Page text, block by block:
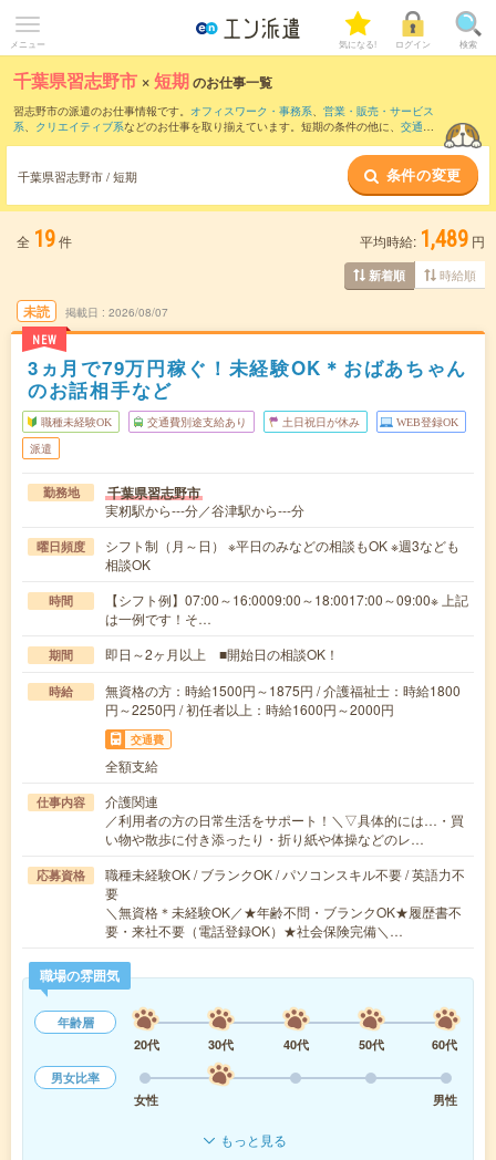
メニュー 気になる! ログイン 検索
千葉県習志野市 ×短期のお仕事一覧
習志野市の派遣のお仕事情報です。 オフィスワーク・事務系、 営業・販売・サービス
系、 クリエイティブ系などのお仕事を取り揃えています。短期の条件の他に、 交通費
千葉県習志野市 / 短期 条件の変更
全 19件 平均時給: 1,489 円
新着順 時給順
未読
NEW
掲載日 2026/08/07
3ヵ月で79万円稼ぐ！未経験OK＊おばあちゃん
のお話相手など
職種未経験OK 交通費別途支給あり 土日祝日が休み WEB登録OK
派遣
勤務地 千葉県習志野市
実籾駅から---分／谷津駅から---分
曜日頻度
シフト制（月～日） ※平日のみなどの相談もOK ※週3なども
相談OK
時間
【シフト例】07:00～16:0009:00～18:0017:00～09:00※ 上記
は一例です！そ…
期間 即日～2ヶ月以上 ■開始日の相談OK！
時給
無資格の方：時給1500円～1875円 / 介護福祉士：時給1800
円～2250円 / 初任者以上：時給1600円～2000円
交通費
全額支給
仕事内容
介護関連
／利用者の方の日常生活をサポート！＼▽具体的には…・買
い物や散歩に付き添ったり・折り紙や体操などのレ…
応募資格
職種未経験OK / ブランクOK / パソコンスキル不要 / 英語力不
要
＼無資格＊未経験OK／★年齢不問・ブランクOK★履歴書不
要・来社不要（電話登録OK）★社会保険完備＼…
職場の雰囲気
年齢層
20代
30代 40代 50代
60代
男女比率
女性
男性
もっと見る